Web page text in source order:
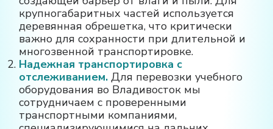
крупногабаритных частей используется
деревянная обрешетка, что критически
важно для сохранности при длительной и
многозвенной транспортировке.
Надежная транспортировка с
отслеживанием. Для перевозки учебного
оборудования во Владивосток мы
сотрудничаем с проверенными
транспортными компаниями,